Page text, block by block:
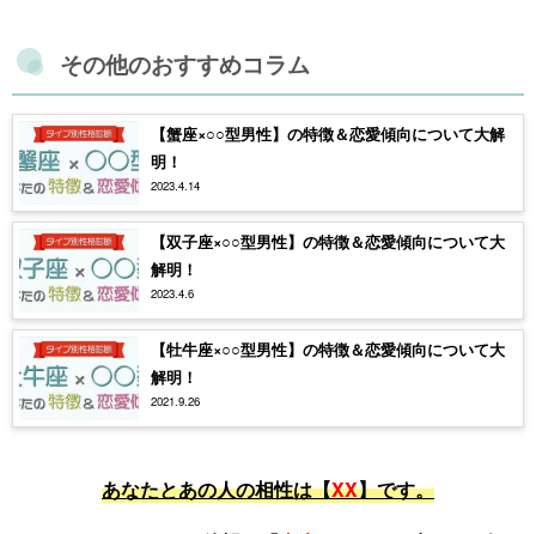
その他のおすすめコラム
【蟹座×○○型男性】の特徴＆恋愛傾向について大解
明！
2023.4.14
【双子座×○○型男性】の特徴＆恋愛傾向について大
解明！
2023.4.6
【牡牛座×○○型男性】の特徴＆恋愛傾向について大
解明！
2021.9.26
あなたとあの人の相性は【XX】です。